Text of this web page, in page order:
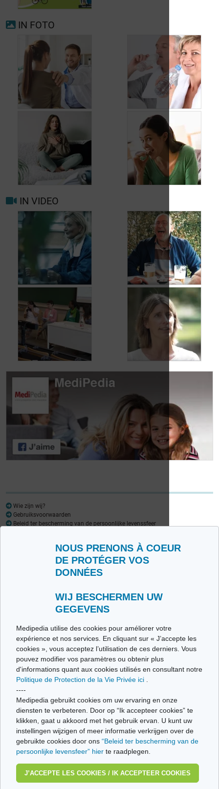
NOUS PRENONS À COEUR
DE PROTÉGER VOS
DONNÉES
WIJ BESCHERMEN UW
GEGEVENS
Medipedia utilise des cookies pour améliorer votre
expérience et nos services. En cliquant sur « J’accepte les
cookies », vous acceptez l’utilisation de ces derniers. Vous
pouvez modifier vos paramètres ou obtenir plus
d'informations quant aux cookies utilisés en consultant notre
Politique de Protection de la Vie Privée ici
----
Medipedia gebruikt cookies om uw ervaring en onze
diensten te verbeteren. Door op “Ik accepteer cookies” te
klikken, gaat u akkoord met het gebruik ervan. U kunt uw
instellingen wijzigen of meer informatie verkrijgen over de
gebruikte cookies door ons “Beleid ter bescherming van de
persoonlijke levensfeer” hier te raadplegen.
J’ACCEPTE LES COOKIES / IK ACCEPTEER COOKIES
Exocriene pancreas-
insufficiëntie
IN FOTO
Wanneer opnieuw
uw arts raadplegen
bij migraine of
hoofdpijn?
Hoofdpijn dagelijks
voorkomen
Beter leven met
migraine in het
dagelijks leven
Trigger- en
risicofactoren voor
migraine en
hoofdpijn
IN VIDEO
Carole, 55 jaar,
vond een oplossing
urineverlies
Jean, 58 jaar,
geniet van het leven,
ondanks het feit dat
hij met urineverlies
kampt
Dag van de
Lymfoompatiënten:
Mariangela Fiorente,
ALWB
Lymfoompatiënten:
Prof. Virginie De
Wilde
Wie zijn wij?
Gebruiksvoorwaarden
Beleid ter bescherming van de persoonlijke levenssfeer
Ce site respecte les principes de la charte HON Code.
© Vivio sa, 2014-2026 - Tous droits réservés | Avenue Gustave Demeylaan 57 -
1160 Brussels